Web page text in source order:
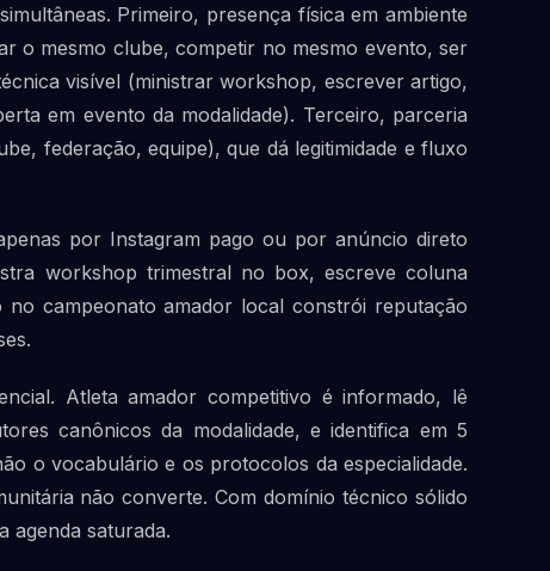
Primeiro, presença física em ambiente
o mesmo clube, competir no mesmo evento, ser
visível (ministrar workshop, escrever artigo,
em evento da modalidade). Terceiro, parceria
federação, equipe), que dá legitimidade e fluxo
por Instagram pago ou por anúncio direto
workshop trimestral no box, escreve coluna
campeonato amador local constrói reputação
Atleta amador competitivo é informado, lê
canônicos da modalidade, e identifica em 5
o vocabulário e os protocolos da especialidade.
não converte. Com domínio técnico sólido
agenda saturada.